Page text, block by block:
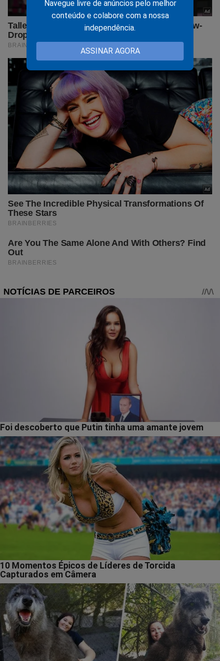
Navegue livre de anúncios pelo melhor
conteúdo e colabore com a nossa
independência.
ASSINAR AGORA